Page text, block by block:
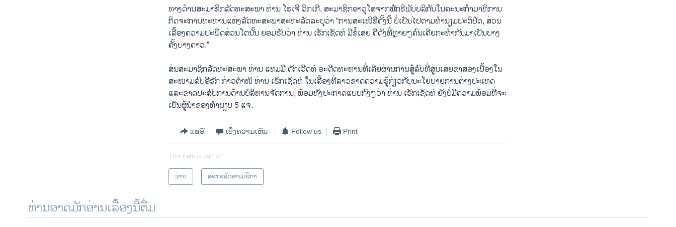
ທາງດ້ານສະມາຊິກລັດທະສະພາ ທ່ານ ໂຣເຈີ ວິກເກີ, ສະມາຊິກອາວຸໂສຈາກພັກຣີພັບບລິກັນໃນຄະນະກໍາມາທິການ
ກິດຈະການທະຫານແຫ່ງລັດທະສະພາສະຫະລັດລະບຸວ່າ “ການສະເໜີຊື່ຄັ້ງນີ້ ບໍ່ເປັນໄປຕາມທໍານຽມປະຕິບັດ, ສ່ວນ
ເລື້ອງຄວາມປະພຶດສ່ວນໂຕນັ້ນ ຍອມຮັບວ່າ ທ່ານ ເຮັກເຊັດທ໌ ມີຂໍ້ເສຍ ຄືດັ່ງທີ່ຫຼາຍໆຄົນເຄີຍກະທໍາກັນມາເປັນບາງ
ຄັ້ງບາງຄາວ.”
ສ່ນສະມາຊິກລັດທະສະພາ ທ່ານ ແທມມີ ດັກເວີດທ໌ ອະດີດທະຫານທີ່ເຄີຍຜ່ານການສູ້ລົບທີ່ສູນເສຍຂາສອງເບື້ອງໃນ
ສະໜາມລົບອີຣັກ ກ່າວຕໍາໜິ ທ່ານ ເຮັກເຊັດທ໌ ໃນເລື້ອງທີ່ລາວຂາດຄວາມຮູ້ກ່ຽວກັບນະໂຍບາຍການຕ່າງປະເທດ
ແລະຂາດປະສົບການດ້ານບໍລິຫານຈັດການ, ພ້ອມທັງປະກາດແບບກົງໆວ່າ ທ່ານ ເຮັກເຊັດທ໌ ຍັງບໍ່ມີຄວາມພ້ອມທີ່ຈະ
ເປັນຜູ້ນໍາຂອງທໍານຽບ 5 ແຈ.
ແຊຣ໌ ເບິ່ງຄວາມເຫັນ Follow us Print
This item is part of
ຂ່າວ
ສະຫະລັດອາເມຣິກາ
ທ່ານອາດມັກອ່ານເລື້ອງນີ້ຕື່ມ